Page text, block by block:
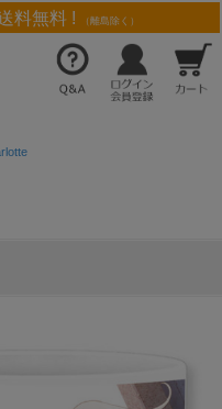
料無料 ! （離島除く）